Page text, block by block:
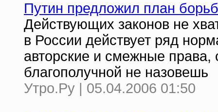
Путин предложил план
Действующих законов не
в России действует ряд
авторские и смежные права,
благополучной не назовешь
Утро.Ру | 05.04.2006 01:50